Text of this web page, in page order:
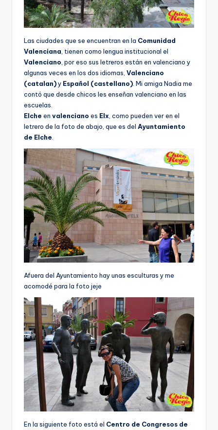
Las ciudades que se encuentran en la Comunidad
Valenciana , tienen como lengua institucional el
Valenciano , por eso sus letreros están en valenciano y
algunas veces en los dos idiomas, Valenciano
(catalan)y Español (castellano) . Mi amiga Nadia me
contó que desde chicos les enseñan valenciano en las
escuelas.
Elche en valenciano es Elx , como pueden ver en el
letrero de la foto de abajo, que es del Ayuntamiento
de Elche
Afuera del Ayuntamiento hay unas esculturas y me
acomodé para la foto jeje
En la siguiente foto está el Centro de Congresos de